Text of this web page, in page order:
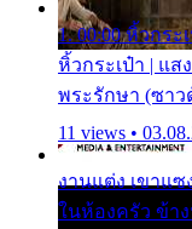
1. 00:00 หิ้วกระ
หิ้วกระเป๋า | แส
พระรักษา (ซาว
11 views •
งานแต่ง เขาแ
ในห้องครัว ข้าง